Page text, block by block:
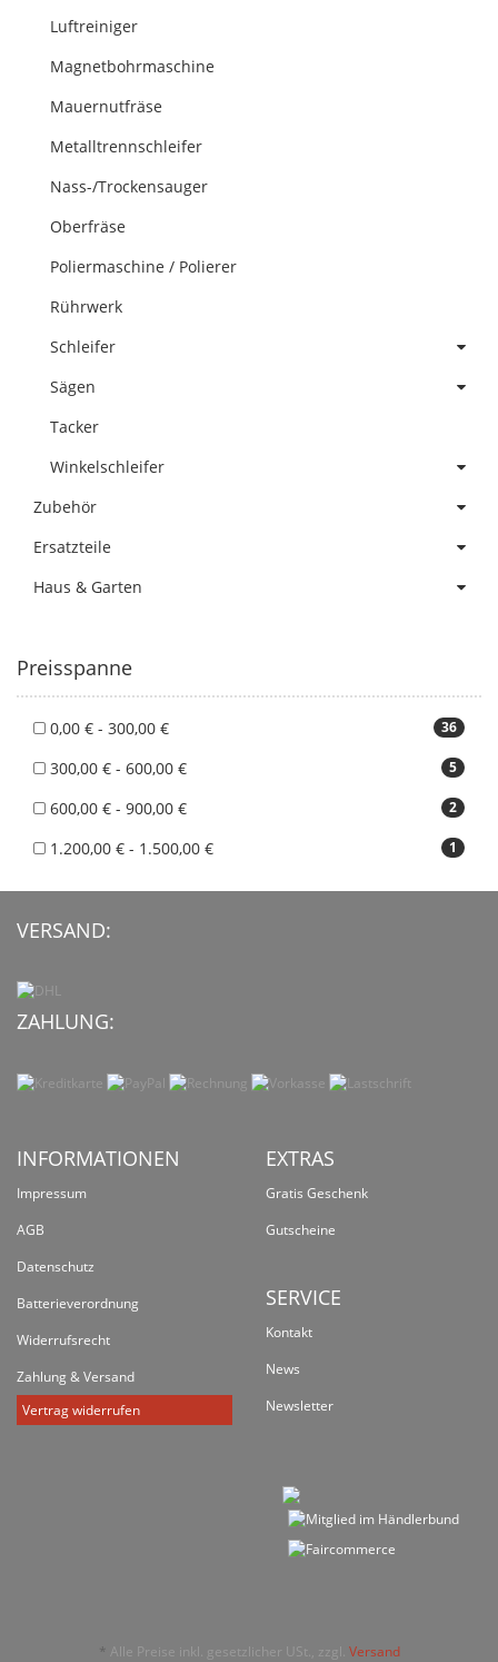
Luftreiniger
Magnetbohrmaschine
Mauernutfräse
Metalltrennschleifer
Nass-/Trockensauger
Oberfräse
Poliermaschine / Polierer
Rührwerk
Schleifer
Sägen
Tacker
Winkelschleifer
Zubehör
Ersatzteile
Haus & Garten
Preisspanne
36
0,00 € - 300,00 €
5
300,00 € - 600,00 €
2
600,00 € - 900,00 €
1
1.200,00 € - 1.500,00 €
VERSAND:
ZAHLUNG:
INFORMATIONEN
Impressum
AGB
Datenschutz
Batterieverordnung
Widerrufsrecht
Zahlung & Versand
Vertrag widerrufen
EXTRAS
Gratis Geschenk
Gutscheine
SERVICE
Kontakt
News
Newsletter
* Alle Preise inkl. gesetzlicher USt., zzgl. Versand